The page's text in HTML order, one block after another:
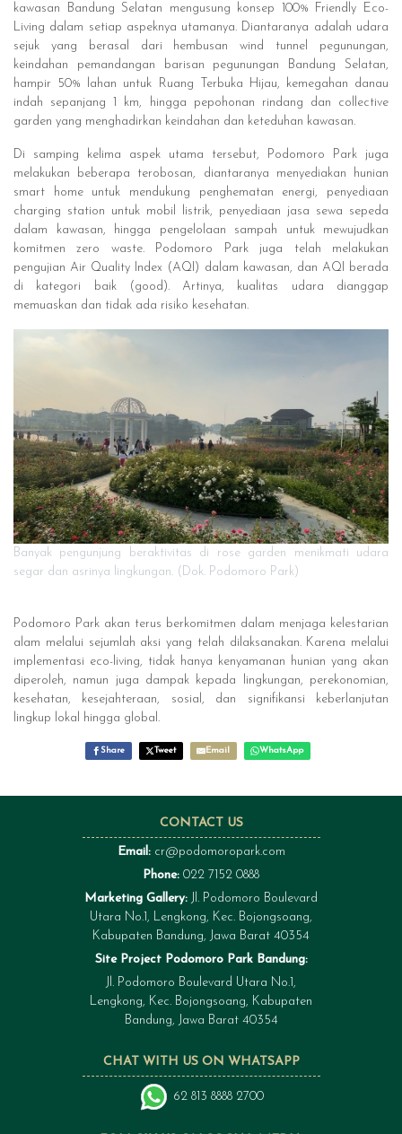
kawasan Bandung Selatan mengusung konsep 100% Friendly Eco-
Living dalam setiap aspeknya utamanya. Diantaranya adalah udara
sejuk yang berasal dari hembusan wind tunnel pegunungan,
keindahan pemandangan barisan pegunungan Bandung Selatan,
hampir 50% lahan untuk Ruang Terbuka Hijau, kemegahan danau
indah sepanjang 1 km, hingga pepohonan rindang dan collective
garden yang menghadirkan keindahan dan keteduhan kawasan.
Di samping kelima aspek utama tersebut, Podomoro Park juga
melakukan beberapa terobosan, diantaranya menyediakan hunian
smart home untuk mendukung penghematan energi, penyediaan
charging station untuk mobil listrik, penyediaan jasa sewa sepeda
dalam kawasan, hingga pengelolaan sampah untuk mewujudkan
komitmen zero waste. Podomoro Park juga telah melakukan
pengujian Air Quality Index (AQI) dalam kawasan, dan AQI berada
di kategori baik (good). Artinya, kualitas udara dianggap
memuaskan dan tidak ada risiko kesehatan.
Banyak pengunjung beraktivitas di rose garden menikmati udara
segar dan asrinya lingkungan. (Dok. Podomoro Park)
Podomoro Park akan terus berkomitmen dalam menjaga kelestarian
alam melalui sejumlah aksi yang telah dilaksanakan. Karena melalui
implementasi eco-living, tidak hanya kenyamanan hunian yang akan
diperoleh, namun juga dampak kepada lingkungan, perekonomian,
kesehatan, kesejahteraan, sosial, dan signifikansi keberlanjutan
lingkup lokal hingga global.
Share Tweet Email WhatsApp
CHAT WITH US ON WHATSAPP
62 813 8888 2700
CONTACT US
Email: cr@podomoropark.com
Phone: 022 7152 0888
Marketing Gallery: Jl. Podomoro Boulevard
Utara No.1, Lengkong, Kec. Bojongsoang,
Kabupaten Bandung, Jawa Barat 40354
Site Project Podomoro Park Bandung:
Jl. Podomoro Boulevard Utara No.1,
Lengkong, Kec. Bojongsoang, Kabupaten
Bandung, Jawa Barat 40354